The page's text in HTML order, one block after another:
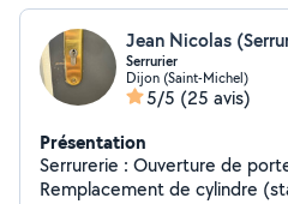
Jean Nicolas
Serrurier
Dijon (Saint-Michel)
5/5 (25 avis)
Présentation
Serrurerie : Ouverture de porte claquée ou fermée à clé
Remplacement de cylindre